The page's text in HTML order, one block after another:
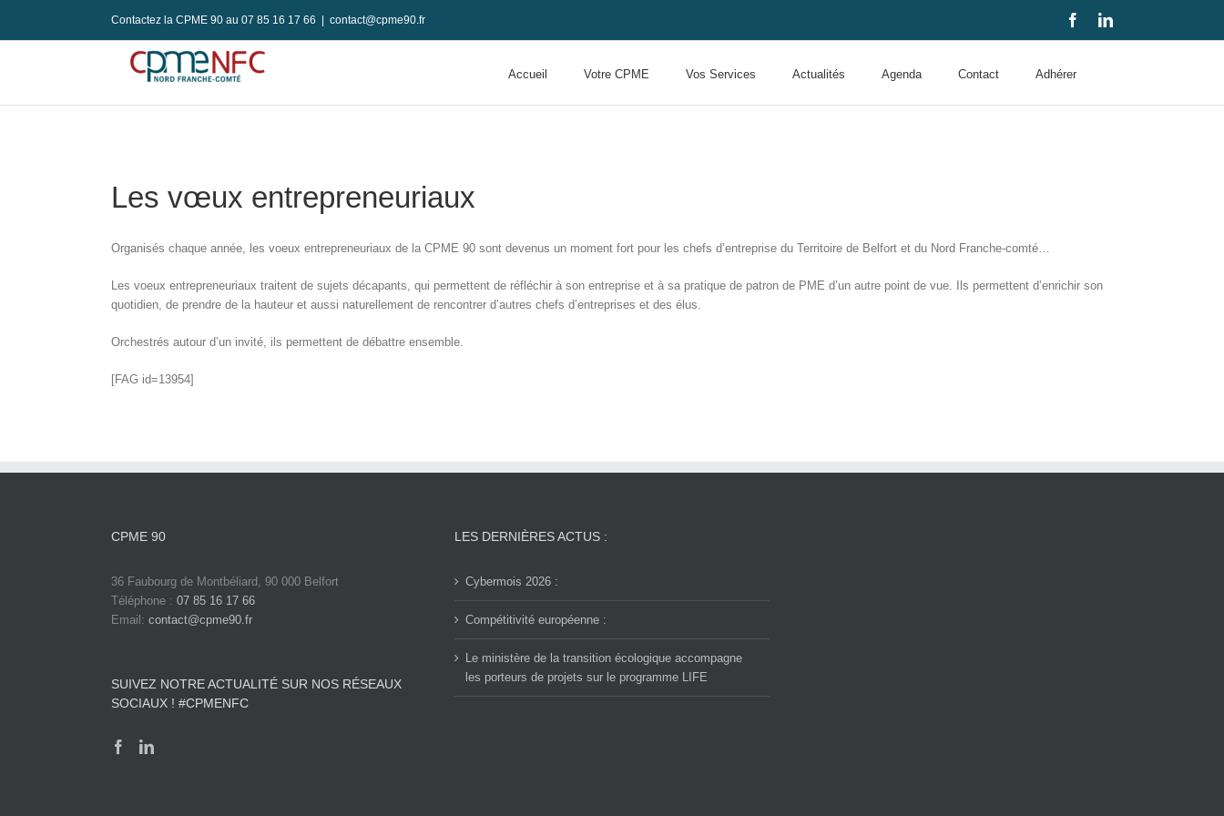
Contactez la CPME 90 au 07 85 16 17 66 contact@cpme90.fr FacebookLinkedIn
Accueil Votre CPME Vos Services Actualités Agenda Contact Adhérer
Les vœux entrepreneuriaux
Organisés chaque année, les voeux entrepreneuriaux de la CPME 90 sont devenus un moment fort pour les chefs d’entreprise du Territoire de Belfort et du Nord Franche-comté…
Les voeux entrepreneuriaux traitent de sujets décapants, qui permettent de réfléchir à son entreprise et à sa pratique de patron de PME d’un autre point de vue. Ils permettent d’enrichir son
quotidien, de prendre de la hauteur et aussi naturellement de rencontrer d’autres chefs d’entreprises et des élus.
Orchestrés autour d’un invité, ils permettent de débattre ensemble.
[FAG id=13954]
CPME 90
36 Faubourg de Montbéliard, 90 000 Belfort
Téléphone : 07 85 16 17 66
Email: contact@cpme90.fr
SUIVEZ NOTRE ACTUALITÉ SUR NOS RÉSEAUX
SOCIAUX ! #CPMENFC
LES DERNIÈRES ACTUS :
Cybermois 2026 :
Compétitivité européenne :
Le ministère de la transition écologique accompagne
les porteurs de projets sur le programme LIFE